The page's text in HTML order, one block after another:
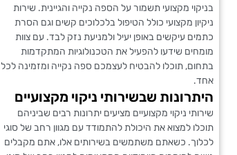
בניקוי מקצועי תשמור על הספה נקייה והגיינית. שירות
ניקיון מקצועי כולל הטיפול בלכלוכים קשים וגם הסרת
כתמים עיקשים באופן יעיל ולמניעת נזק לבד. עם צוות
מומחים שידעו להפעיל את הטכנולוגיות המתקדמות
בתחום, תוכלו להבטיח לעצמכם ספה נקייה ומזמינה לכל
אחד.
היתרונות שבשירותי ניקוי מקצועיים
שירותי ניקוי מקצועיים מציעים יתרונות רבים שביניהם
תוכלו למצוא את היכולת להתמודד עם מגוון רחב של סוגי
לכלוך. כשאתם משתמשים בשירותים אלו, אתם מקבלים